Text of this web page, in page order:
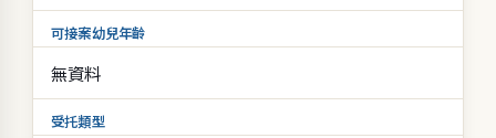
可接案幼兒年齡
無資料
受托類型